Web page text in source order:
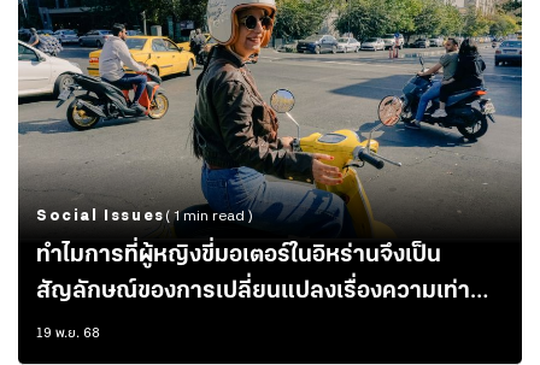
Social Issues( 1 min read )
ทำไมการที่ผู้หญิงขี่มอเตอร์ในอิหร่านจึงเป็น
สัญลักษณ์ของการเปลี่ยนแปลงเรื่องความเท่า
เทียมทางเพศ
19 พ.ย. 68